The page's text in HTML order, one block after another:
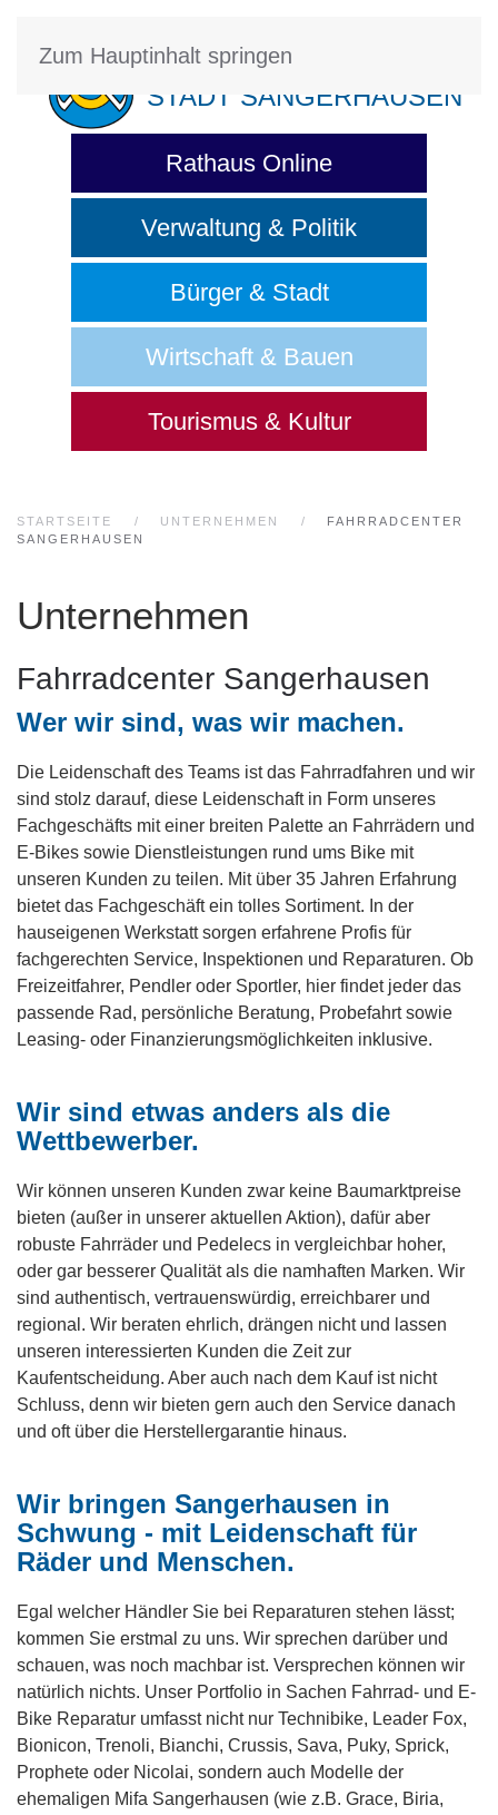
Zum Hauptinhalt springen
STADT SANGERHAUSEN
Rathaus Online
Verwaltung & Politik
Bürger & Stadt
Wirtschaft & Bauen
Tourismus & Kultur
STARTSEITE UNTERNEHMEN
FAHRRADCENTER
SANGERHAUSEN
Unternehmen
Fahrradcenter Sangerhausen
Wer wir sind, was wir machen.
Die Leidenschaft des Teams ist das Fahrradfahren und wir
sind stolz darauf, diese Leidenschaft in Form unseres
Fachgeschäfts mit einer breiten Palette an Fahrrädern und
E-Bikes sowie Dienstleistungen rund ums Bike mit
unseren Kunden zu teilen. Mit über 35 Jahren Erfahrung
bietet das Fachgeschäft ein tolles Sortiment. In der
hauseigenen Werkstatt sorgen erfahrene Profis für
fachgerechten Service, Inspektionen und Reparaturen. Ob
Freizeitfahrer, Pendler oder Sportler, hier findet jeder das
passende Rad, persönliche Beratung, Probefahrt sowie
Leasing- oder Finanzierungsmöglichkeiten inklusive.
Wir sind etwas anders als die
Wettbewerber.
Wir können unseren Kunden zwar keine Baumarktpreise
bieten (außer in unserer aktuellen Aktion), dafür aber
robuste Fahrräder und Pedelecs in vergleichbar hoher,
oder gar besserer Qualität als die namhaften Marken. Wir
sind authentisch, vertrauenswürdig, erreichbarer und
regional. Wir beraten ehrlich, drängen nicht und lassen
unseren interessierten Kunden die Zeit zur
Kaufentscheidung. Aber auch nach dem Kauf ist nicht
Schluss, denn wir bieten gern auch den Service danach
und oft über die Herstellergarantie hinaus.
Wir bringen Sangerhausen in
Schwung - mit Leidenschaft für
Räder und Menschen.
Egal welcher Händler Sie bei Reparaturen stehen lässt;
kommen Sie erstmal zu uns. Wir sprechen darüber und
schauen, was noch machbar ist. Versprechen können wir
natürlich nichts. Unser Portfolio in Sachen Fahrrad- und E-
Bike Reparatur umfasst nicht nur Technibike, Leader Fox,
Bionicon, Trenoli, Bianchi, Crussis, Sava, Puky, Sprick,
Prophete oder Nicolai, sondern auch Modelle der
ehemaligen Mifa Sangerhausen (wie z.B. Grace, Biria,